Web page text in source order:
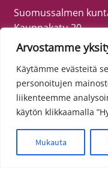
Arvostamme
Käytämme evästeitä
personoitujen
liikenteemme
käytön klikkaamalla
Mukauta
Suomussalmen
Kauppakatu 20
89600
puh. (08) 615 55 51
Toimitusehdot
Tietosuojaseloste
Etsi:
Haku